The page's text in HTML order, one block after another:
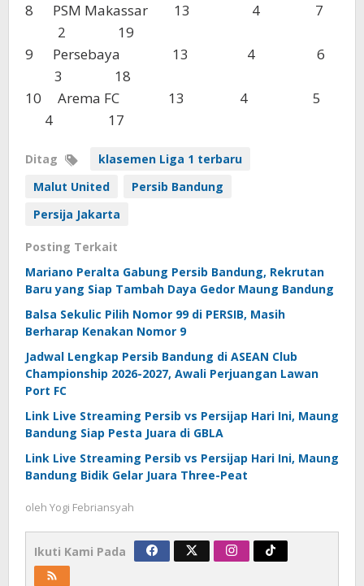
8 PSM Makassar 13 4 7
2 19
9 Persebaya 13 4 6
3 18
10 Arema FC 13 4 5
4 17
Ditag
klasemen Liga 1 terbaru
Malut United
Persib Bandung
Persija Jakarta
Posting Terkait
Mariano Peralta Gabung Persib Bandung, Rekrutan
Baru yang Siap Tambah Daya Gedor Maung Bandung
Balsa Sekulic Pilih Nomor 99 di PERSIB, Masih
Berharap Kenakan Nomor 9
Jadwal Lengkap Persib Bandung di ASEAN Club
Championship 2026-2027, Awali Perjuangan Lawan
Port FC
Link Live Streaming Persib vs Persijap Hari Ini, Maung
Bandung Siap Pesta Juara di GBLA
Link Live Streaming Persib vs Persijap Hari Ini, Maung
Bandung Bidik Gelar Juara Three-Peat
oleh Yogi Febriansyah
Ikuti Kami Pada